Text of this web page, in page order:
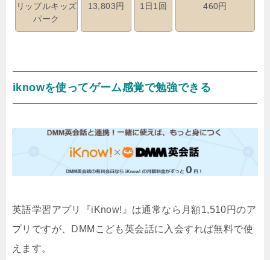
リップルキッズ
パーク
13,803円 1日1回 460円
iknowを使ってゲーム感覚で勉強できる
英語学習アプリ『iKnow!』は通常なら月額1,510円のア
プリですが、DMMこども英会話に入会すれば無料で使
えます。